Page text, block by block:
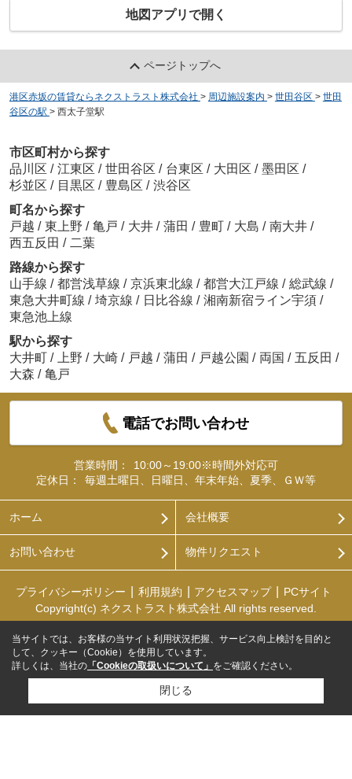
地図アプリで開く
ページトップへ
港区赤坂の賃貸ならネクストラスト株式会社 > 周辺施設案内 > 世田谷区 > 世田
谷区の駅 > 西太子堂駅
市区町村から探す
品川区 / 江東区 / 世田谷区 / 台東区 / 大田区 / 墨田区 /
杉並区 / 目黒区 / 豊島区 / 渋谷区
町名から探す
戸越 / 東上野 / 亀戸 / 大井 / 蒲田 / 豊町 / 大島 / 南大井 /
西五反田 / 二葉
路線から探す
山手線 / 都営浅草線 / 京浜東北線 / 都営大江戸線 / 総武線 /
東急大井町線 / 埼京線 / 日比谷線 / 湘南新宿ライン宇須 /
東急池上線
駅から探す
大井町 / 上野 / 大崎 / 戸越 / 蒲田 / 戸越公園 / 両国 / 五反田 /
大森 / 亀戸
電話でお問い合わせ
営業時間：
10:00～19:00※時間外対応可
定休日：
毎週土曜日、日曜日、年末年始、夏季、ＧＷ等
ホーム 会社概要
お問い合わせ 物件リクエスト
プライバシーポリシー 利用規約 アクセスマップ
PCサイト
Copyright(c) ネクストラスト株式会社 All rights reserved.
当サイトでは、お客様の当サイト利用状況把握、サービス向上検討を目的と
して、クッキー（Cookie）を使用しています。
詳しくは、当社の 「Cookieの取扱いについて」 をご確認ください。
閉じる